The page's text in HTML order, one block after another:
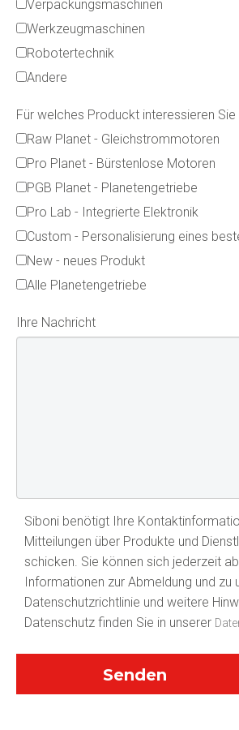
Verpackungsmaschinen
Werkzeugmaschinen
Robotertechnik
Andere
Für welches Produckt interessieren Sie
Raw Planet - Gleichstrommotoren
Pro Planet - Bürstenlose Motoren
PGB Planet - Planetengetriebe
Pro Lab - Integrierte Elektronik
Custom - Personalisierung eines
New - neues Produkt
Alle Planetengetriebe
Ihre Nachricht
Siboni benötigt Ihre
Mitteilungen über Produkte und
schicken. Sie können sich jederzeit
Informationen zur Abmeldung und zu
Datenschutzrichtlinie und weitere
Datenschutz finden Sie in unserer